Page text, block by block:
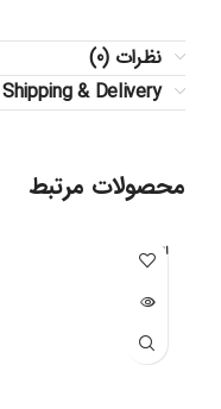
نظرات (0)
Shipping & Delivery
محصولات مرتبط
اتمام مو
جودی